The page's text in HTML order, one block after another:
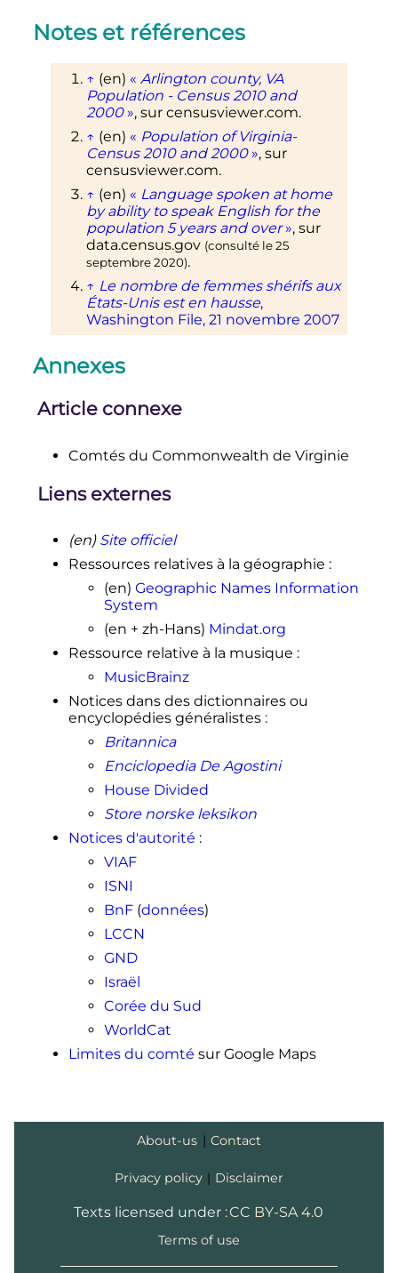
Notes et références
↑ (en) « Arlington county, VA
Population - Census 2010 and
2000 », sur censusviewer.com.
↑ (en) « Population of Virginia-
Census 2010 and 2000 », sur
censusviewer.com.
↑ (en) « Language spoken at home
by ability to speak English for the
population 5 years and over », sur
data.census.gov (consulté le25
septembre 2020).
↑ Le nombre de femmes shérifs aux
États-Unis est en hausse,
Washington File, 21 novembre 2007
Annexes
Article connexe
Comtés du Commonwealth de Virginie
Liens externes
(en) Site officiel
Ressources relatives à la géographie :
(en) Geographic Names Information
System
(en + zh-Hans) Mindat.org
Ressource relative à la musique :
MusicBrainz
Notices dans des dictionnaires ou
encyclopédies généralistes:
Britannica
Enciclopedia De Agostini
House Divided
Store norske leksikon
Notices d'autorité :
VIAF
ISNI
BnF(données)
LCCN
GND
Israël
Corée du Sud
WorldCat
Limites du comté sur Google Maps
About-us | Contact
Privacy policy | Disclaimer
Texts licensed under :CC BY-SA 4.0
Terms of use